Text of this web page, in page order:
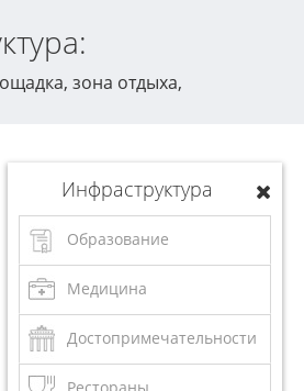
зона отдыха,
Инфраструктура
Образование
Медицина
Достопримечательности